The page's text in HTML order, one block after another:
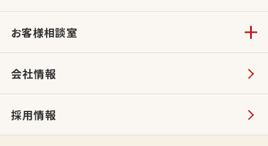
お客様相談室
会社情報
採用情報